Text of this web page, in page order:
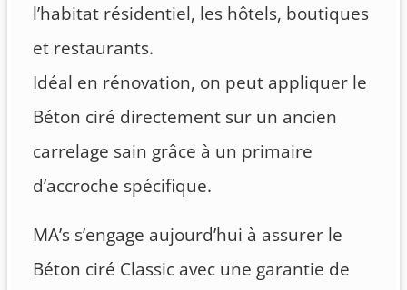
l’habitat résidentiel, les hôtels, boutiques
et restaurants.
Idéal en rénovation, on peut appliquer le
Béton ciré directement sur un ancien
carrelage sain grâce à un primaire
d’accroche spécifique.
MA’s s’engage aujourd’hui à assurer le
Béton ciré Classic avec une garantie de